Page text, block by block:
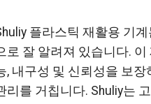
플라스틱 재활용 기
로 잘 알려져 있습니다.
, 내구성 및 신뢰성을 보
리를 거칩니다. Shuliy는